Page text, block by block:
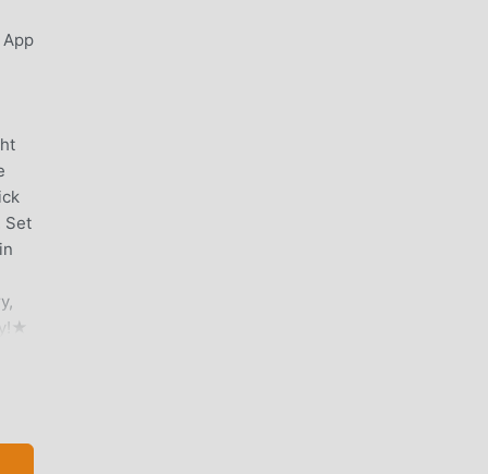
Set